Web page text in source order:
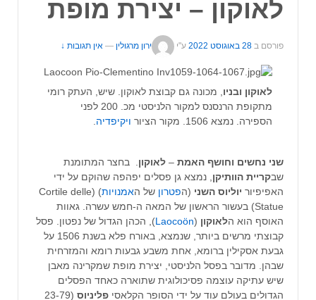
לאוקון – יצירת מופת
פורסם ב 28 באוגוסט 2022 ע"י ירון מרגולין — אין תגובות ↓
לאוקון ובניו , מכונה גם קבוצת לאוקון. שיש, העתק רומי
מתקופת הרנסנס למקור הלניסטי מכ. 200 לפני
הספירה. נמצא 1506. מקור הציור
ויקיפדיה
שני נחשים וחושף האמת – לאוקון . בחצר המתומנת
שבקריית הוותיקן , נמצא גן פסלים יפהפה שהוקם על ידי
האפיפיור יוליוס השני (הפטרון של האמנויות
) (Cortile delle
Statue) בעשור הראשון של המאה ה-חמש עשרה. גאוות
האוסף הוא הלאוקון (
Laocoön), הכהן הגדול של נפטון. פסל
קבוצתי מרשים ביותר, שנמצא, באורח פלא בשנת 1506 על
גבעת אסקילין ברומא, אחת משבע גבעות רומא והמזרחית
שבהן. מדובר בפסל הלניסטי, יצירת מופת שמקרינה מאבן
שיש עתיקה עוצמה פסיכולוגית שתוארה כאחד הפסלים
הגדולים בעולם עוד על ידי הסופר הקלאסי פליניוס
(23-79